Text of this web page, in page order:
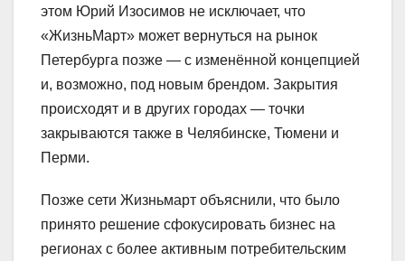
этом Юрий Изосимов не исключает, что
«ЖизньМарт» может вернуться на рынок
Петербурга позже — с изменённой концепцией
и, возможно, под новым брендом. Закрытия
происходят и в других городах — точки
закрываются также в Челябинске, Тюмени и
Перми.
Позже сети Жизньмарт объяснили, что было
принято решение сфокусировать бизнес на
регионах с более активным потребительским